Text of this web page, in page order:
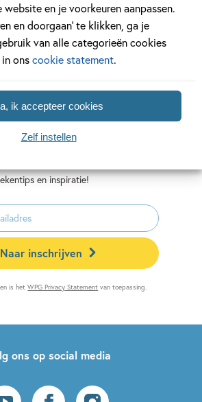
en je voorkeuren aanpassen.
en doorgaan’ te klikken, ga je
van alle categorieën cookies
onscookie statement.
ik accepteer cookies
Zelf instellen
enkel kinderboek
meer en schrijf
voor onze nieuwsbrief
en inspiratie!
Naar inschrijven
is hetWPG Privacy Statement van toepassing.
ons op social media